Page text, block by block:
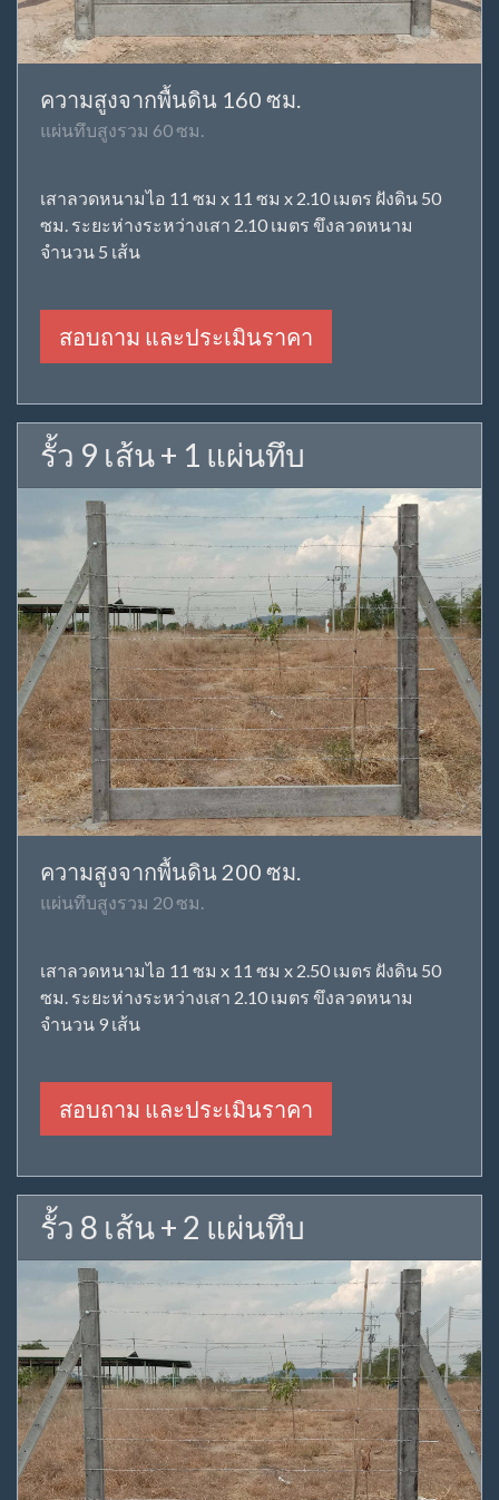
ความสูงจากพื้นดิน 160 ซม.
แผ่นทึบสูงรวม 60 ซม.
เสาลวดหนามไอ 11 ซม x 11 ซม x 2.10 เมตร ฝังดิน 50
ซม. ระยะห่างระหว่างเสา 2.10 เมตร ขึงลวดหนาม
จำนวน 5 เส้น
สอบถาม และประเมินราคา
รั้ว 9 เส้น + 1 แผ่นทึบ
ความสูงจากพื้นดิน 200 ซม.
แผ่นทึบสูงรวม 20 ซม.
เสาลวดหนามไอ 11 ซม x 11 ซม x 2.50 เมตร ฝังดิน 50
ซม. ระยะห่างระหว่างเสา 2.10 เมตร ขึงลวดหนาม
จำนวน 9 เส้น
สอบถาม และประเมินราคา
รั้ว 8 เส้น + 2 แผ่นทึบ